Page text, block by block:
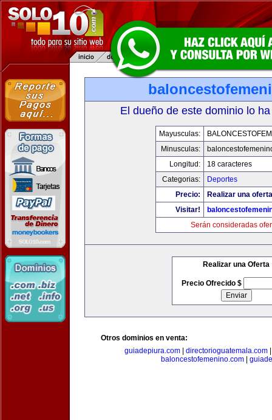
El dueño de este dominio lo
Mayusculas:
Minusculas:
Longitud:
18 caracteres
Categorias:
Deportes
Precio:
Realizar una
Visitar!
Serán consideradas
Realizar una Oferta
Precio Ofrecido $
Otros dominios en venta:
guiadepiura.com
directorioguatemala.com
baloncestofemenino.com